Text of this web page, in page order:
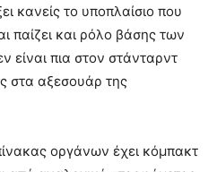
κανείς το υποπλαίσιο που
παίζει και ρόλο βάσης των
είναι πια στον στάνταρντ
στα αξεσουάρ της
οργάνων έχει κόμπακτ